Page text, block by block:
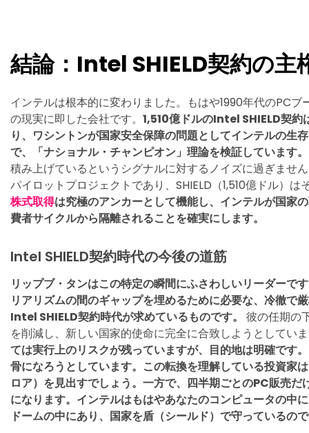
結論：Intel SHIELD契約の主
インテルは根本的に変わりました。もはや1990年代のPC
の現実に即した会社です。 1,510億ドルのIntel SHIELD契約
り、ワシントンが国家安全保障の問題としてインテルの生
で、「ナショナル・チャンピオン」理論を検証しています。
積み上げているというシグナルに対するノイズに過ぎませ
パイロットプロジェクトであり、SHIELD（1,510億ドル）
株式取得は究極のアンカーとして機能し、インテルが国家
費者サイクルから隔離されることを確実にします。
Intel SHIELD契約時代の今後の道筋
リップブ・タンはこの特定の瞬間にふさわしいリーダーで
リアリズムの間のギャップを埋めるために必要な、冷徹で
Intel SHIELD契約時代が求めているものです。
彼の任期の
を削減し、新しい国家的使命に完全に合致しようとしてい
ては実行上のリスクが残っていますが、目的地は明確です
骨になろうとしています。この転換を理解している投資家
ロア）を見出すでしょう。一方で、四半期ごとのPC販売
になります。インテルはもはやあなたのコンピュータの中
ドームの中にあり、国家を盾（シールド）で守っているの